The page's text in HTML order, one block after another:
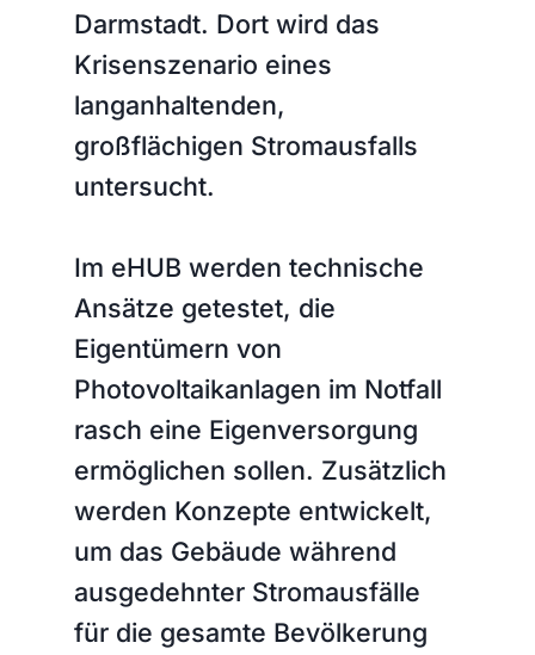
Darmstadt. Dort wird das
Krisenszenario eines
langanhaltenden,
großflächigen Stromausfalls
untersucht.
Im eHUB werden technische
Ansätze getestet, die
Eigentümern von
Photovoltaikanlagen im Notfall
rasch eine Eigenversorgung
ermöglichen sollen. Zusätzlich
werden Konzepte entwickelt,
um das Gebäude während
ausgedehnter Stromausfälle
für die gesamte Bevölkerung